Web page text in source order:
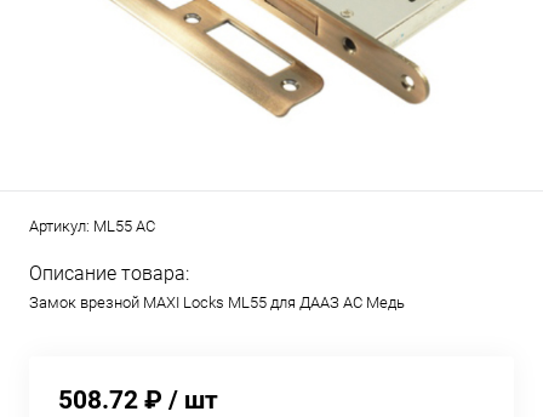
Артикул: ML55 AC
Описание товара:
Замок врезной MAXI Locks ML55 для ДААЗ AC Медь
508.72 ₽ / шт